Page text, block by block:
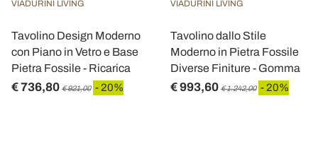
VIADURINI LIVING
Tavolino Design Moderno
con Piano in Vetro e Base
Pietra Fossile - Ricarica
€ 736,80 € 921,00 - 20%
VIADURINI LIVING
Tavolino dallo Stile
Moderno in Pietra Fossile
Diverse Finiture - Gomma
€ 993,60 € 1.242,00 - 20%